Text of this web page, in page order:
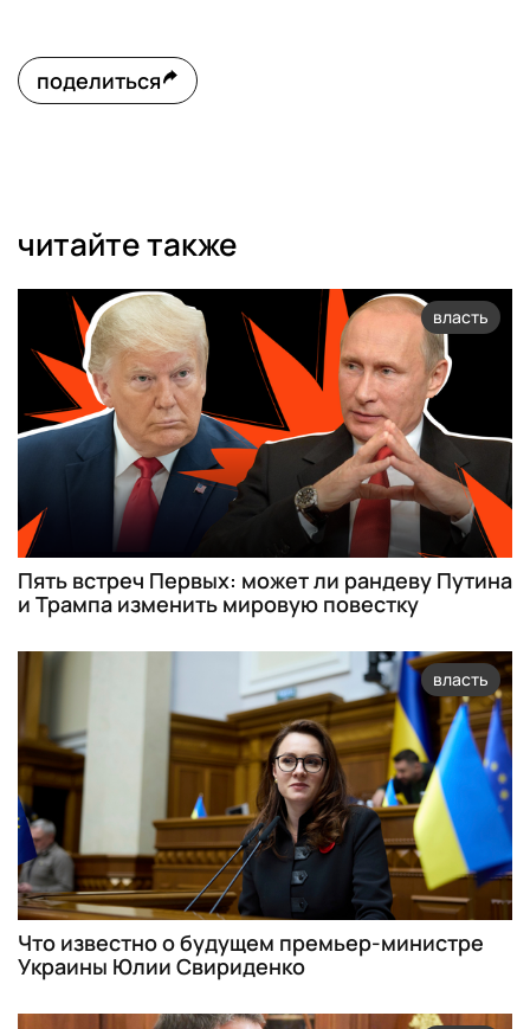
поделиться
читайте также
власть
Пять встреч Первых: может ли рандеву Путина
и Трампа изменить мировую повестку
власть
Что известно о будущем премьер-министре
Украины Юлии Свириденко